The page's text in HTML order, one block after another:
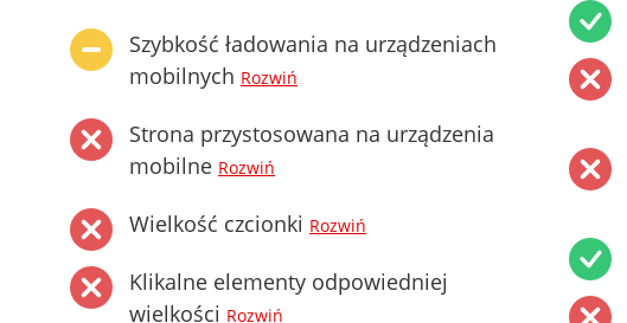
Szybkość ładowania na urządzeniach
mobilnych Rozwiń
Strona przystosowana na urządzenia
mobilne Rozwiń
Wielkość czcionki Rozwiń
Klikalne elementy odpowiedniej
wielkości Rozwiń